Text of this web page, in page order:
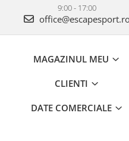
9:00 - 17:00
MAGAZINUL MEU
CLIENTI
DATE COMERCIALE